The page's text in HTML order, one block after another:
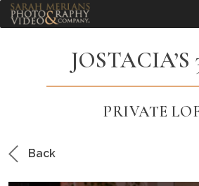
JOSTACIA’S
PRIVATE
Back